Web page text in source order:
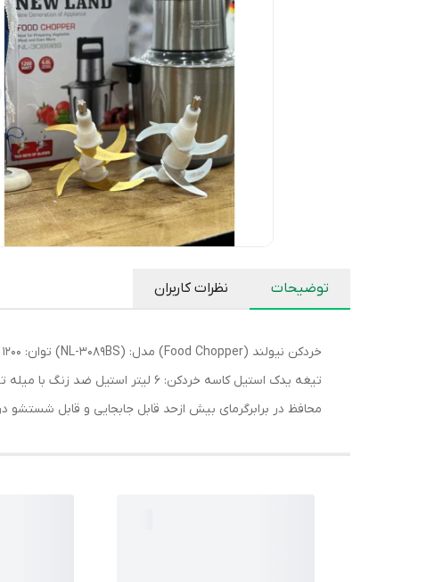
توضیحات نظرات کاربران
تیغه یدک استیل کاسه خردکن: 6
محافظ در برابرگرمای بیش ازحد قابل جابجایی و قابل